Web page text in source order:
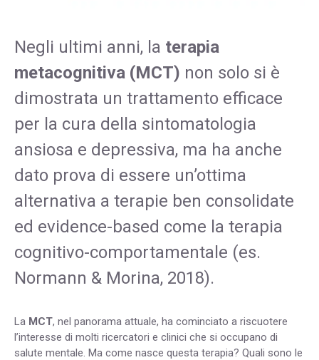
Negli ultimi anni, la terapia
metacognitiva (MCT) non solo si è
dimostrata un trattamento efficace
per la cura della sintomatologia
ansiosa e depressiva, ma ha anche
dato prova di essere un’ottima
alternativa a terapie ben consolidate
ed evidence-based come la terapia
cognitivo-comportamentale (es.
Normann & Morina, 2018).
La MCT, nel panorama attuale, ha cominciato a riscuotere
l’interesse di molti ricercatori e clinici che si occupano di
salute mentale. Ma come nasce questa terapia? Quali sono le